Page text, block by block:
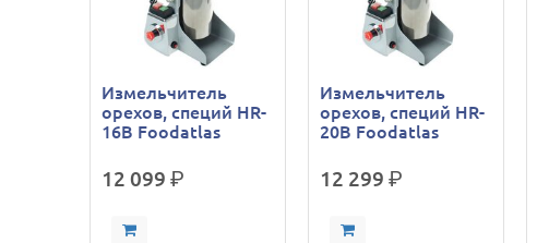
Измельчитель
орехов, специй HR-
16В Foodatlas
12 099р.
Измельчитель
орехов, специй HR-
20В Foodatlas
12 299р.